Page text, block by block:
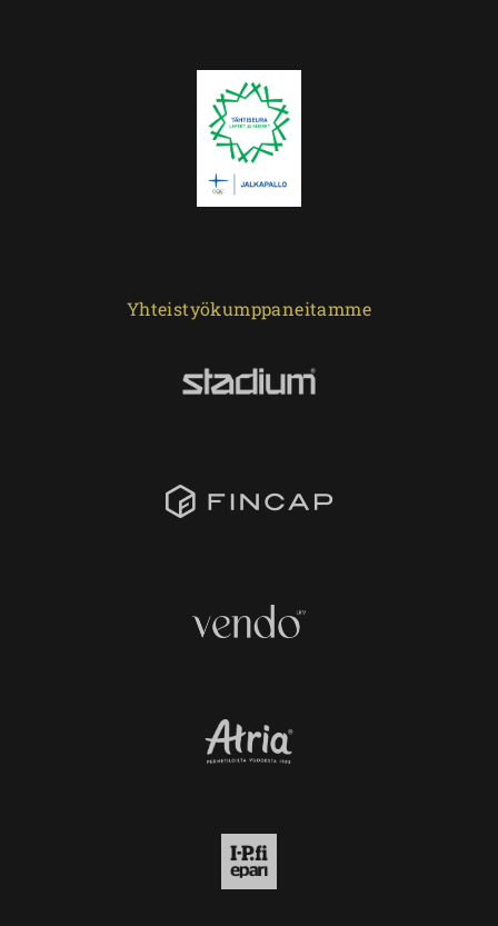
Yhteistyökumppaneitamme